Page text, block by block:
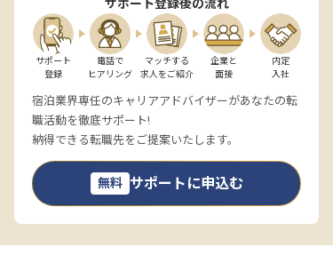
サポート登録後の流れ
サポート
登録
電話で
ヒアリング
マッチする
求人をご紹介
企業と
面接
内定
入社
宿泊業界専任のキャリアアドバイザーがあなたの転
職活動を徹底サポート!
納得できる転職先をご提案いたします。
無料 サポートに申込む